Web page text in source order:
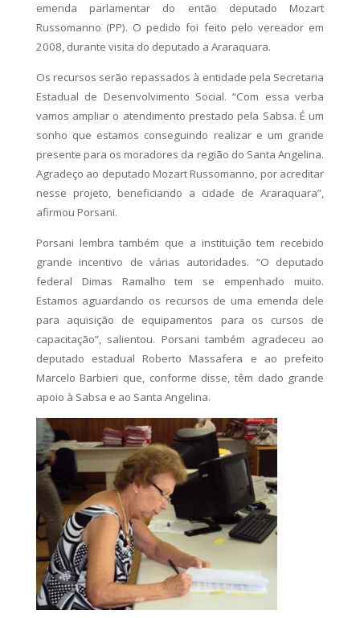
emenda parlamentar do então deputado Mozart
Russomanno (PP). O pedido foi feito pelo vereador em
2008, durante visita do deputado a Araraquara.
Os recursos serão repassados à entidade pela Secretaria
Estadual de Desenvolvimento Social. “Com essa verba
vamos ampliar o atendimento prestado pela Sabsa. É um
sonho que estamos conseguindo realizar e um grande
presente para os moradores da região do Santa Angelina.
Agradeço ao deputado Mozart Russomanno, por acreditar
nesse projeto, beneficiando a cidade de Araraquara”,
afirmou Porsani.
Porsani lembra também que a instituição tem recebido
grande incentivo de várias autoridades. “O deputado
federal Dimas Ramalho tem se empenhado muito.
Estamos aguardando os recursos de uma emenda dele
para aquisição de equipamentos para os cursos de
capacitação”, salientou. Porsani também agradeceu ao
deputado estadual Roberto Massafera e ao prefeito
Marcelo Barbieri que, conforme disse, têm dado grande
apoio à Sabsa e ao Santa Angelina.